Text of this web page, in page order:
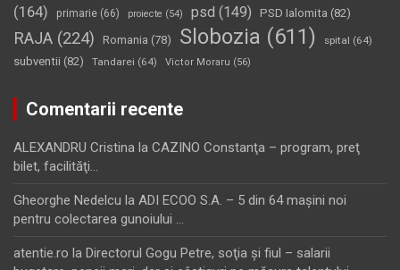
(164)
primarie (66) proiecte (54) psd (149) PSD Ialomita (82)
RAJA (224) Romania (78) Slobozia (611) spital (64)
subventii (82) Tandarei (64) Victor Moraru (56)
Comentarii recente
ALEXANDRU Cristina la CAZINO Constanţa – program, preţ
bilet, facilităţi…
Gheorghe Nedelcu la ADI ECOO S.A. – 5 din 64 maşini noi
pentru colectarea gunoiului …
atentie.ro la Directorul Gogu Petre, soţia şi fiul – salarii